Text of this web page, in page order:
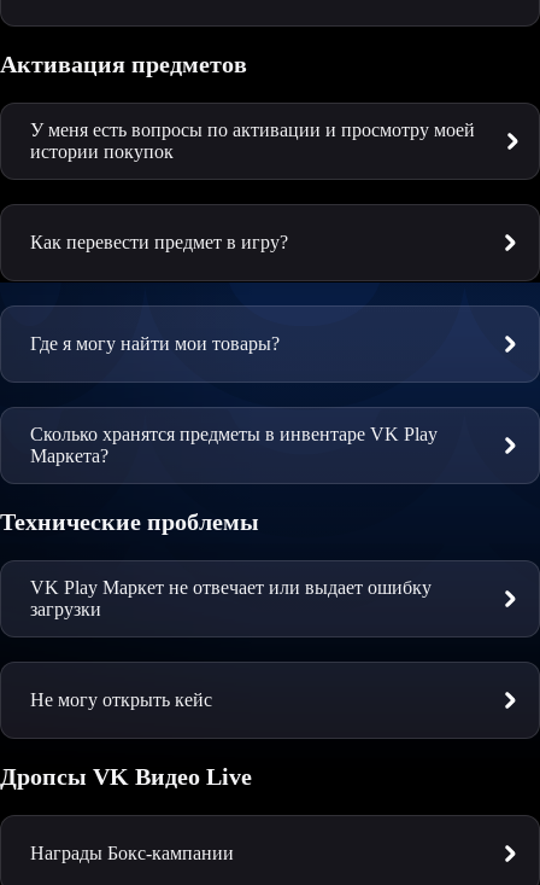
Активация предметов
У меня есть вопросы по активации и просмотру моей
истории покупок
Как перевести предмет в игру?
Где я могу найти мои товары?
Сколько хранятся предметы в инвентаре VK Play
Маркета?
Технические проблемы
VK Play Маркет не отвечает или выдает ошибку
загрузки
Не могу открыть кейс
Дропсы VK Видео Live
Награды Бокс-кампании